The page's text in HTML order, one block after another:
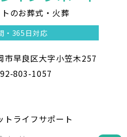
のお葬式・火葬
・ 365日対応
早良区大字小笠木257
803-1057
ライフサポート